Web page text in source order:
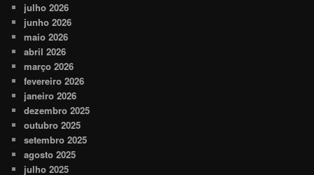
julho 2026
junho 2026
maio 2026
abril 2026
março 2026
fevereiro 2026
janeiro 2026
dezembro 2025
outubro 2025
setembro 2025
agosto 2025
julho 2025